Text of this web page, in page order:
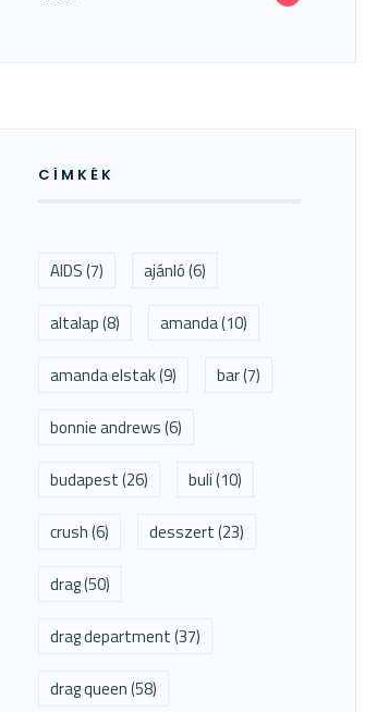
CÍMKÉK
AIDS(7) ajánló(6)
altalap(8) amanda(10)
amanda elstak(9) bar(7)
bonnie andrews(6)
budapest(26) buli(10)
crush(6) desszert(23)
drag(50)
drag department(37)
drag queen(58)